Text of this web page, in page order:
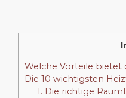
Welche Vorteile bietet
Die 10 wichtigsten
1. Die richtige